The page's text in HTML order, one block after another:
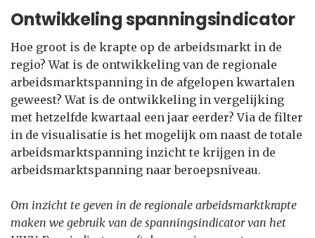
Ontwikkeling spanningsindicator
Hoe groot is de krapte op de arbeidsmarkt in de
regio? Wat is de ontwikkeling van de regionale
arbeidsmarktspanning in de afgelopen kwartalen
geweest? Wat is de ontwikkeling in vergelijking
met hetzelfde kwartaal een jaar eerder? Via de filter
in de visualisatie is het mogelijk om naast de totale
arbeidsmarktspanning inzicht te krijgen in de
arbeidsmarktspanning naar beroepsniveau.
Om inzicht te geven in de regionale arbeidsmarktkrapte
maken we gebruik van de spanningsindicator van het